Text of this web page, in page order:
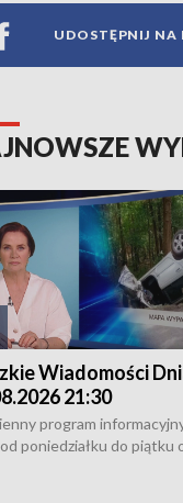
UDOSTĘPNIJ NA
Wiadomości
21:30
program
poniedziałku do piątku